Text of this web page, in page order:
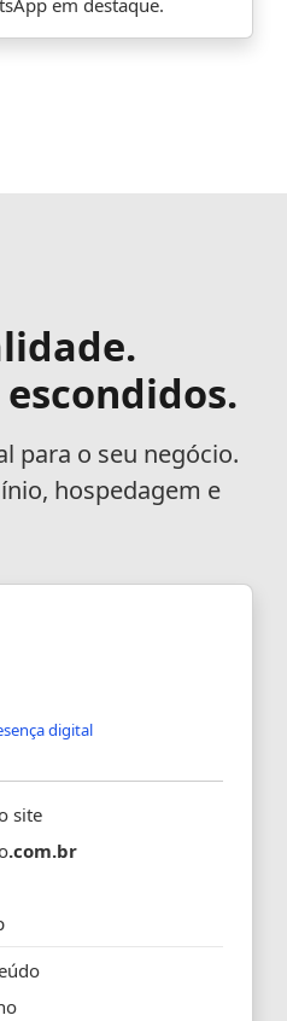
em destaque.
para o seu negócio.
hospedagem e
digital
site
.com.br